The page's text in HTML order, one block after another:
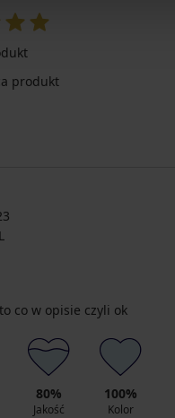
produkt
co w opisie czyli ok
80%
Jakość
100%
Kolor